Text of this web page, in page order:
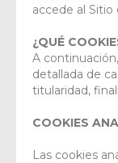
accede al
¿QUÉ
A
detallada de
titularidad,
COOKIES
Las cookies